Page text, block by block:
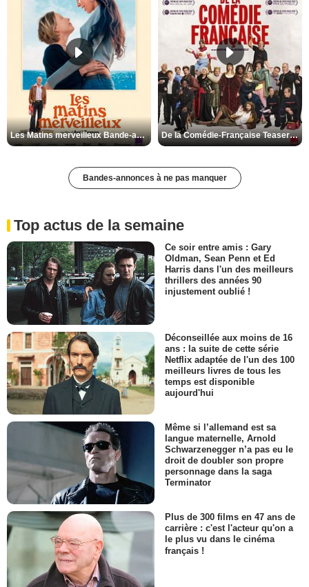
Les Matins merveilleux Bande-annonce VF De la Comédie-Française Teaser VF
Bandes-annonces à ne pas manquer
Top actus de la semaine
Ce soir entre amis : Gary
Oldman, Sean Penn et Ed
Harris dans l'un des meilleurs
thrillers des années 90
injustement oublié !
Déconseillée aux moins de 16
ans : la suite de cette série
Netflix adaptée de l'un des 100
meilleurs livres de tous les
temps est disponible
aujourd'hui
Même si l’allemand est sa
langue maternelle, Arnold
Schwarzenegger n’a pas eu le
droit de doubler son propre
personnage dans la saga
Terminator
Plus de 300 films en 47 ans de
carrière : c'est l'acteur qu'on a
le plus vu dans le cinéma
français !